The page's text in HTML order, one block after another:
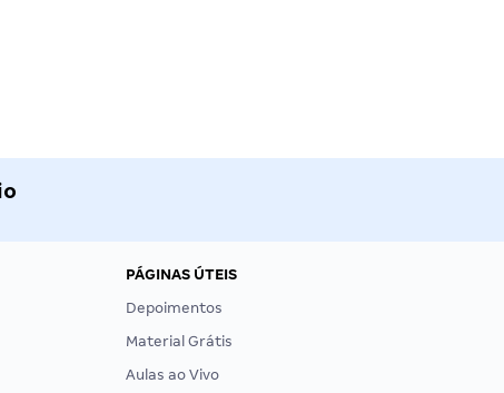
PÁGINAS ÚTEIS
Depoimentos
Material Grátis
Aulas ao Vivo